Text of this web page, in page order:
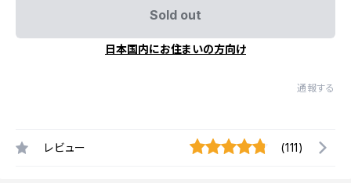
Sold out
日本国内にお住まいの方向け
通報する
レビュー (111)